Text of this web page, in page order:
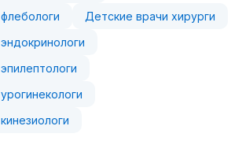
Детские врачи хирурги